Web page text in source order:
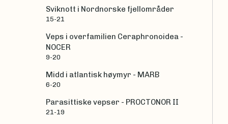
Sviknott i Nordnorske fjellområder
15-21
Veps i overfamilien Ceraphronoidea -
NOCER
9-20
Midd i atlantisk høymyr - MARB
6-20
Parasittiske vepser - PROCTONOR II
21-19